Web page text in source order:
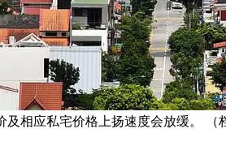
相应私宅价格上扬速度会放缓。 （